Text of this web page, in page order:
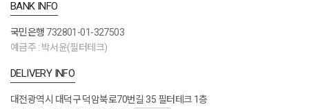
BANK INFO
국민은행 732801-01-327503
예금주 : 박서윤(필터테크)
DELIVERY INFO
대전광역시 대덕구 덕암북로70번길 35 필터테크 1층